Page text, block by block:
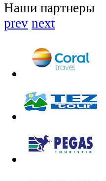
Наши партнеры
prev next